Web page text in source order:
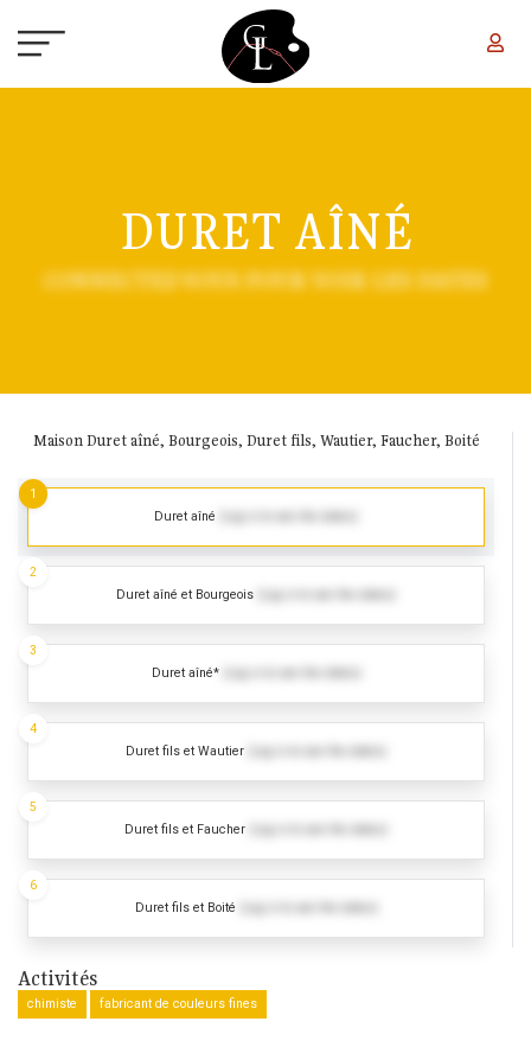
DURET AÎNÉ
CONNECTEZ-VOUS POUR VOIR LES DATES
Maison Duret aîné, Bourgeois, Duret fils, Wautier, Faucher, Boité
Duret aîné
1
Duret aîné et Bourgeois
2
Duret aîné*
3
Duret fils et Wautier
4
Duret fils et Faucher
5
Duret fils et Boité
6
Activités
chimiste fabricant de couleurs fines